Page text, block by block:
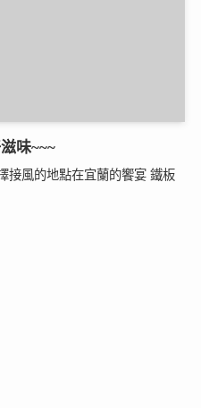
味~~~
接風的地點在宜蘭的饗宴 鐵板